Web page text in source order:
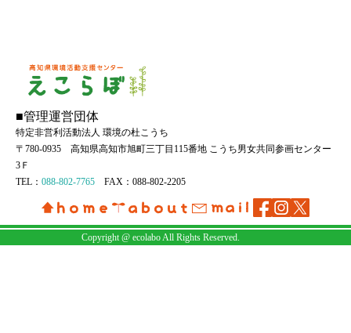
■管理運営団体
特定非営利活動法人 環境の杜こうち
〒780-0935 高知県高知市旭町三丁目115番地 こうち男女共同参画センター
3Ｆ
TEL： 088-802-7765 FAX：088-802-2205
Copyright @ ecolabo All Rights Reserved.